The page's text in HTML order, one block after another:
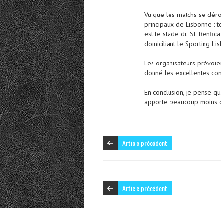
Vu que les matchs se
principaux de Lisbonne :
est le stade du SL
domiciliant le Sporting
Les organisateurs
donné les excellentes
En conclusion, je pense
apporte beaucoup
Article précédent
Article précédent